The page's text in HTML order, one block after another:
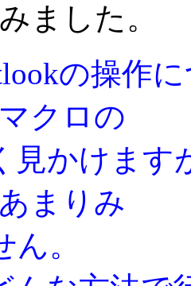
ました。
の操作
クロの
見かけます
まりみ
。